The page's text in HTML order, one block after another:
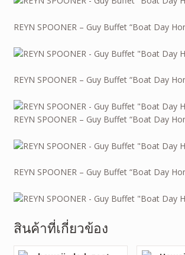
REYN SPOONER – Guy Buffet “Boat Day
REYN SPOONER – Guy Buffet “Boat Day
REYN SPOONER – Guy Buffet “Boat Day
REYN SPOONER – Guy Buffet “Boat Day
สินค้าที่เกี่ยวข้อง